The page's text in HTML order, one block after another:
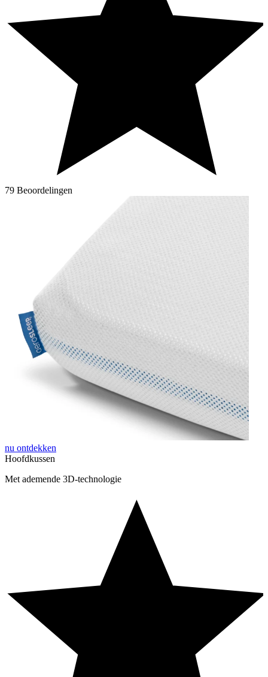
79 Beoordelingen
nu ontdekken
Hoofdkussen
Met ademende 3D-technologie